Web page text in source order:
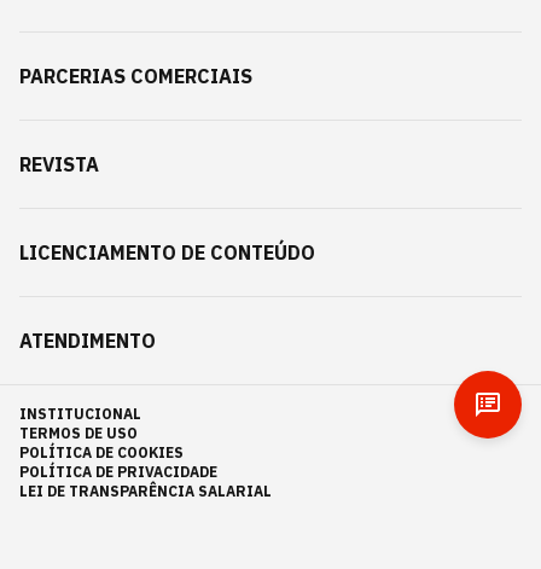
PARCERIAS COMERCIAIS
REVISTA
LICENCIAMENTO DE CONTEÚDO
ATENDIMENTO
INSTITUCIONAL
TERMOS DE USO
POLÍTICA DE COOKIES
POLÍTICA DE PRIVACIDADE
LEI DE TRANSPARÊNCIA SALARIAL